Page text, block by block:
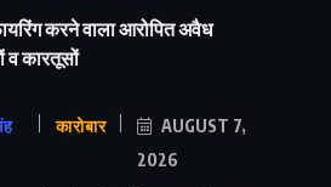
करने वाला आरोपित अवैध
व कारतूसों
कारोबार
AUGUST 7,
2026